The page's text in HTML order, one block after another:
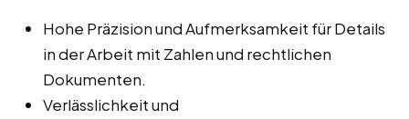
Hohe Präzision und Aufmerksamkeit für Details
in der Arbeit mit Zahlen und rechtlichen
Dokumenten.
Verlässlichkeit und